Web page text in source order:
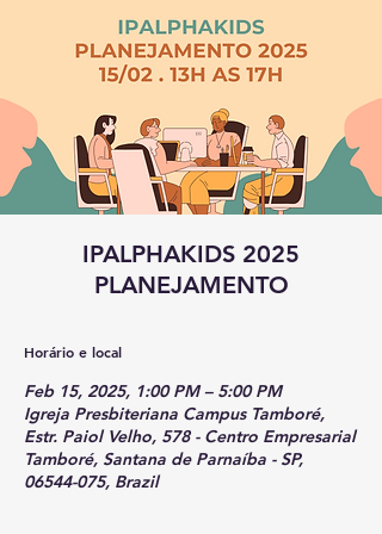
IPALPHAKIDS 2025
PLANEJAMENTO
Horário e local
Feb 15, 2025, 1:00 PM – 5:00 PM
Igreja Presbiteriana Campus Tamboré,
Estr. Paiol Velho, 578 - Centro Empresarial
Tamboré, Santana de Parnaíba - SP,
06544-075, Brazil